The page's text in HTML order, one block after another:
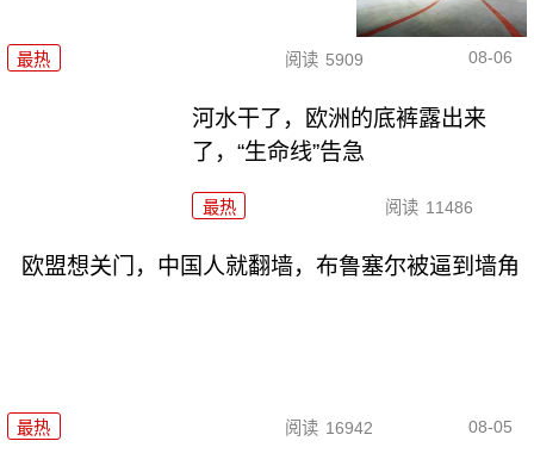
最热 阅读 5909 08-06
河水干了，欧洲的底裤露出来
了，“生命线”告急
最热 阅读 11486
欧盟想关门，中国人就翻墙，布鲁塞尔被逼到墙角
最热 阅读 16942 08-05